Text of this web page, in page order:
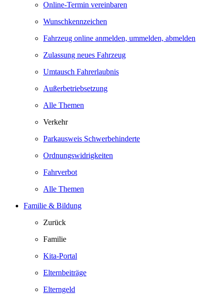
Online-Termin vereinbaren
Wunschkennzeichen
Fahrzeug online anmelden, ummelden, abmelden
Zulassung neues Fahrzeug
Umtausch Fahrerlaubnis
Außerbetriebsetzung
Alle Themen
Verkehr
Parkausweis Schwerbehinderte
Ordnungswidrigkeiten
Fahrverbot
Alle Themen
Familie & Bildung
Zurück
Familie
Kita-Portal
Elternbeiträge
Elterngeld